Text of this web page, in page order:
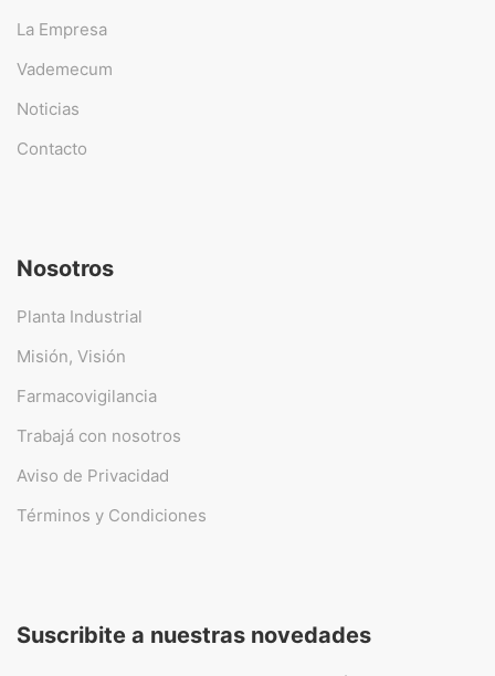
La Empresa
Vademecum
Noticias
Contacto
Nosotros
Planta Industrial
Misión, Visión
Farmacovigilancia
Trabajá con nosotros
Aviso de Privacidad
Términos y Condiciones
Suscribite a nuestras novedades